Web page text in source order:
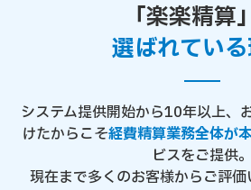
「楽楽精算
選ばれてい
システム提供開始から10年以上、
けたからこそ経費精算業務全体が
ビスをご提供。
現在まで多くのお客様からご評価